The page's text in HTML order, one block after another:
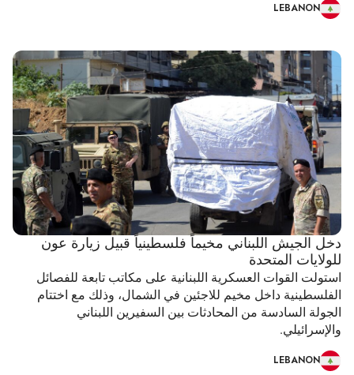
LEBANON
دخل الجيش اللبناني مخيماً فلسطينياً قبيل زيارة عون
للولايات المتحدة
استولت القوات العسكرية اللبنانية على مكاتب تابعة للفصائل
الفلسطينية داخل مخيم للاجئين في الشمال، وذلك مع اختتام
الجولة السادسة من المحادثات بين السفيرين اللبناني
والإسرائيلي.
LEBANON